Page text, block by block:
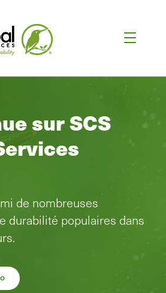
sur SCS
de nombreuses
durabilité populaires dans